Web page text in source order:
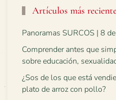
Artículos más
Panoramas SURCOS | 8
Comprender antes que
sobre educación,
¿Sos de los que está
plato de arroz con pollo?